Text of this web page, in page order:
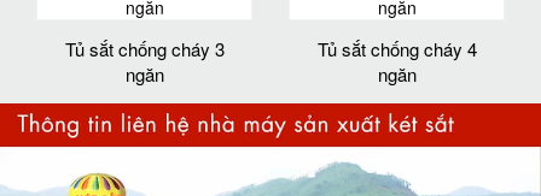
Tủ sắt chống cháy 3
ngăn
Tủ sắt chống cháy 4
ngăn